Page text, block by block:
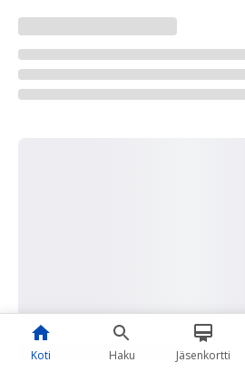
Koti Haku Jäsenkortti